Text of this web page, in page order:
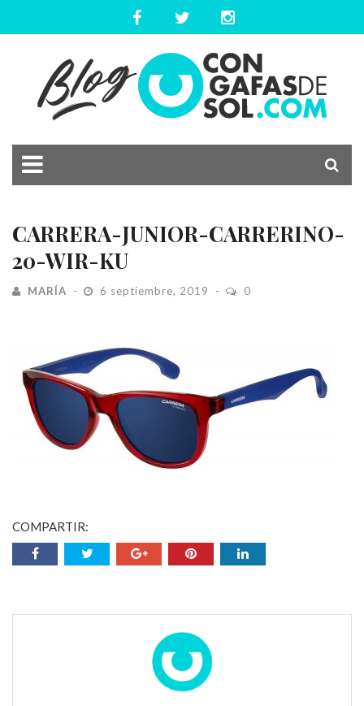
CARRERA-JUNIOR-CARRERINO-
20-WIR-KU
MARÍA 6 septiembre, 2019 0
COMPARTIR: